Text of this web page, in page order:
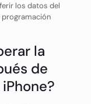
los datos del
programación
la
de